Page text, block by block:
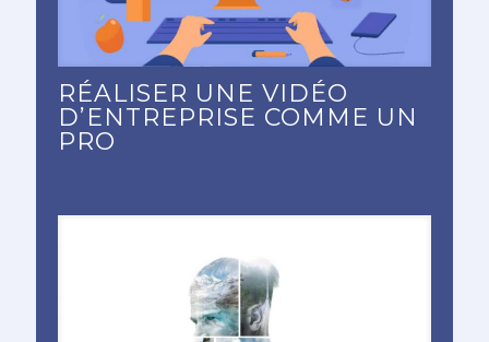
RÉALISER UNE VIDÉO
D’ENTREPRISE COMME UN
PRO